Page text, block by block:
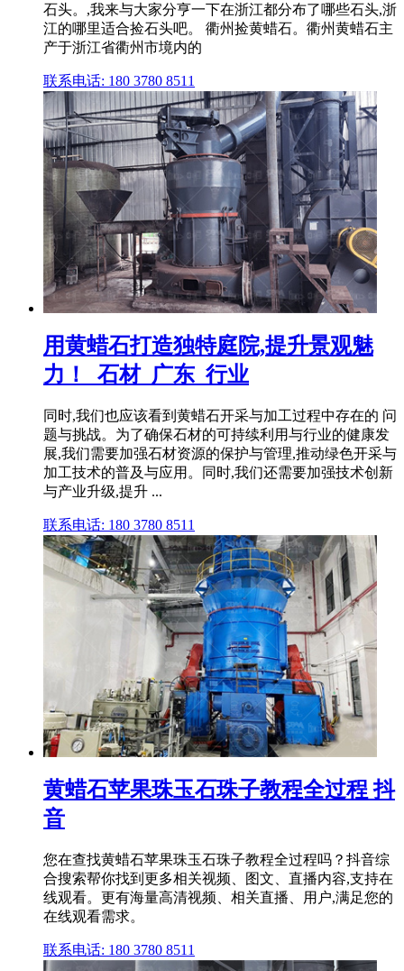
石头。,我来与大家分亨一下在浙江都分布了哪些石头,浙
江的哪里适合捡石头吧。 衢州捡黄蜡石。衢州黄蜡石主
产于浙江省衢州市境内的
联系电话: 180 3780 8511
用黄蜡石打造独特庭院,提升景观魅
力！_石材_广东_行业
同时,我们也应该看到黄蜡石开采与加工过程中存在的 问
题与挑战。为了确保石材的可持续利用与行业的健康发
展,我们需要加强石材资源的保护与管理,推动绿色开采与
加工技术的普及与应用。同时,我们还需要加强技术创新
与产业升级,提升 ...
联系电话: 180 3780 8511
黄蜡石苹果珠玉石珠子教程全过程 抖
音
您在查找黄蜡石苹果珠玉石珠子教程全过程吗？抖音综
合搜索帮你找到更多相关视频、图文、直播内容,支持在
线观看。更有海量高清视频、相关直播、用户,满足您的
在线观看需求。
联系电话: 180 3780 8511